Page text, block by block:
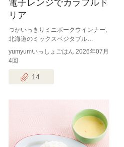
電子レンジでカラフルド
リア
つかいっきりミニポークウインナー,
北海道のミックスベジタブル…
yumyumいっしょごはん 2026年07月
4回
14